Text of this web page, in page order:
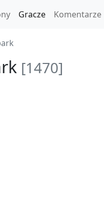
Gracze Komentarze
[1470]